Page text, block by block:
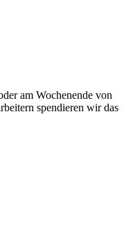
am Wochenende von
spendieren wir das